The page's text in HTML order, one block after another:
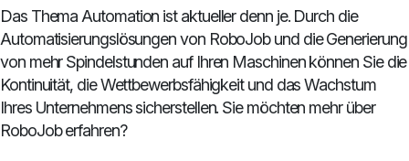
Das Thema Automation ist aktueller denn je. Durch die
Automatisierungslösungen von RoboJob und die Generierung
von mehr Spindelstunden auf Ihren Maschinen können Sie die
Kontinuität, die Wettbewerbsfähigkeit und das Wachstum
Ihres Unternehmens sicherstellen. Sie möchten mehr über
RoboJob erfahren?